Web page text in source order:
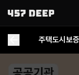
주택도시보